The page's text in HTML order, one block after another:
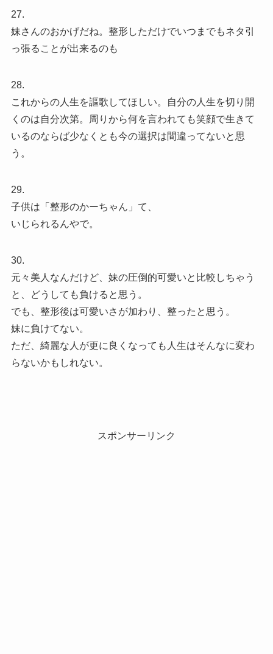
27.
妹さんのおかげだね。整形しただけでいつまでもネタ引
っ張ることが出来るのも
28.
これからの人生を謳歌してほしい。自分の人生を切り開
くのは自分次第。周りから何を言われても笑顔で生きて
いるのならば少なくとも今の選択は間違ってないと思
う。
29.
子供は「整形のかーちゃん」て、
いじられるんやで。
30.
元々美人なんだけど、妹の圧倒的可愛いと比較しちゃう
と、どうしても負けると思う。
でも、整形後は可愛いさが加わり、整ったと思う。
妹に負けてない。
ただ、綺麗な人が更に良くなっても人生はそんなに変わ
らないかもしれない。
スポンサーリンク